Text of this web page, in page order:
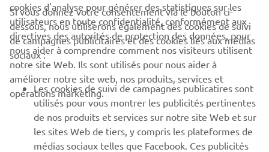
CORPORATE
PROS & B2B
PLUS YAMAHA
SUPPORT
cookies d'analyse pour générer des statistiques sur les
utilisateurs en toute confidentialité, conformément aux
directives des autorités de protection des données, pour
nous aider à comprendre comment nos visiteurs utilisent
notre site Web. Ils sont utilisés pour nous aider à
améliorer notre site web, nos produits, services et
opérations marketing.
Si vous donnez votre consentement via le bouton ci-
dessous, nous utiliserons également des cookies de suivi
de campagnes publicitaires et des cookies liés aux médias
sociaux :
Les cookies de suivi de campagnes publicatires sont
utilisés pour vous montrer les publicités pertinentes
de nos produits et services sur notre site Web et sur
les sites Web de tiers, y compris les plateformes de
médias sociaux telles que Facebook. Ces publicités